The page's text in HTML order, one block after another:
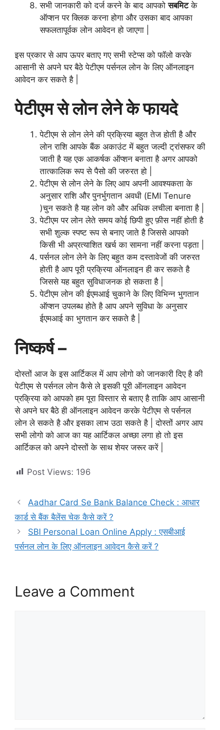
सभी जानकारी को दर्ज करने के बाद आपकोसबमिटके
ऑप्शन पर क्लिक करना होगा और उसका बाद आपका
सफलतापूर्वक लोन आवेदन हो जाएगा |
इस प्रकार से आप ऊपर बताए गए सभी स्टेप्स को फॉलो करके
आसानी से अपने घर बैठे पेटीएम पर्सनल लोन के लिए ऑनलाइन
आवेदन कर सकते है |
पेटीएम से लोन लेने के फायदे
पेटीएम से लोन लेने की प्रक्रिया बहुत तेज होती है और
लोन राशि आपके बैंक अकाउंट में बहुत जल्दी ट्रांसफर की
जाती है यह एक आकर्षक ऑप्शन बनाता है अगर आपको
तात्कालिक रूप से पैसो की जरुरत हो |
पेटीएम से लोन लेने के लिए आप अपनी आवश्यकता के
अनुसार राशि और पुनर्भुगतान अवधी (EMI Tenure
)चुन सकते है यह लोन को और अधिक लचीला बनाता है |
पेटीएम पर लोन लेते समय कोई छिपी हुए फ़ीस नहीं होती है
सभी शुल्क स्पष्ट रूप से बनाए जाते है जिससे आपको
किसी भी अप्रत्याशित खर्च का सामना नहीं करना पड़ता |
पर्सनल लोन लेने के लिए बहुत कम दस्तावेजों की जरुरत
होती है आप पूरी प्रक्रिया ऑनलाइन ही कर सकते है
जिससे यह बहुत सुविधाजनक हो सकता है |
पेटीएम लोन की ईएमआई चुकाने के लिए विभिन्न भुगतान
ऑप्शन उपलब्ध होते है आप अपने सुविधा के अनुसार
ईएमआई का भुगतान कर सकते है |
निष्कर्ष –
दोस्तों आज के इस आर्टिकल में आप लोगो को जानकारी दिए है की
पेटीएम से पर्सनल लोन कैसे ले इसकी पूरी ऑनलाइन आवेदन
प्रक्रिया को आपको हम पूरा विस्तार से बताए है ताकि आप आसानी
से अपने घर बैठे ही ऑनलाइन आवेदन करके पेटीएम से पर्सनल
लोन ले सकते है और इसका लाभ उठा सकते है | दोस्तों अगर आप
सभी लोगो को आज का यह आर्टिकल अच्छा लगा हो तो इस
आर्टिकल को अपने दोस्तों के साथ शेयर जरूर करें |
Post Views: 196
Aadhar Card Se Bank Balance Check : आधार
कार्ड से बैंक बैलेंस चेक कैसे करें ?
SBI Personal Loan Online Apply : एसबीआई
पर्सनल लोन के लिए ऑनलाइन आवेदन कैसे करें ?
Leave a Comment